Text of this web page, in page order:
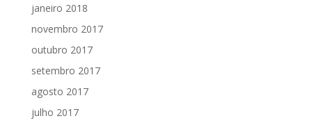
janeiro 2018
novembro 2017
outubro 2017
setembro 2017
agosto 2017
julho 2017